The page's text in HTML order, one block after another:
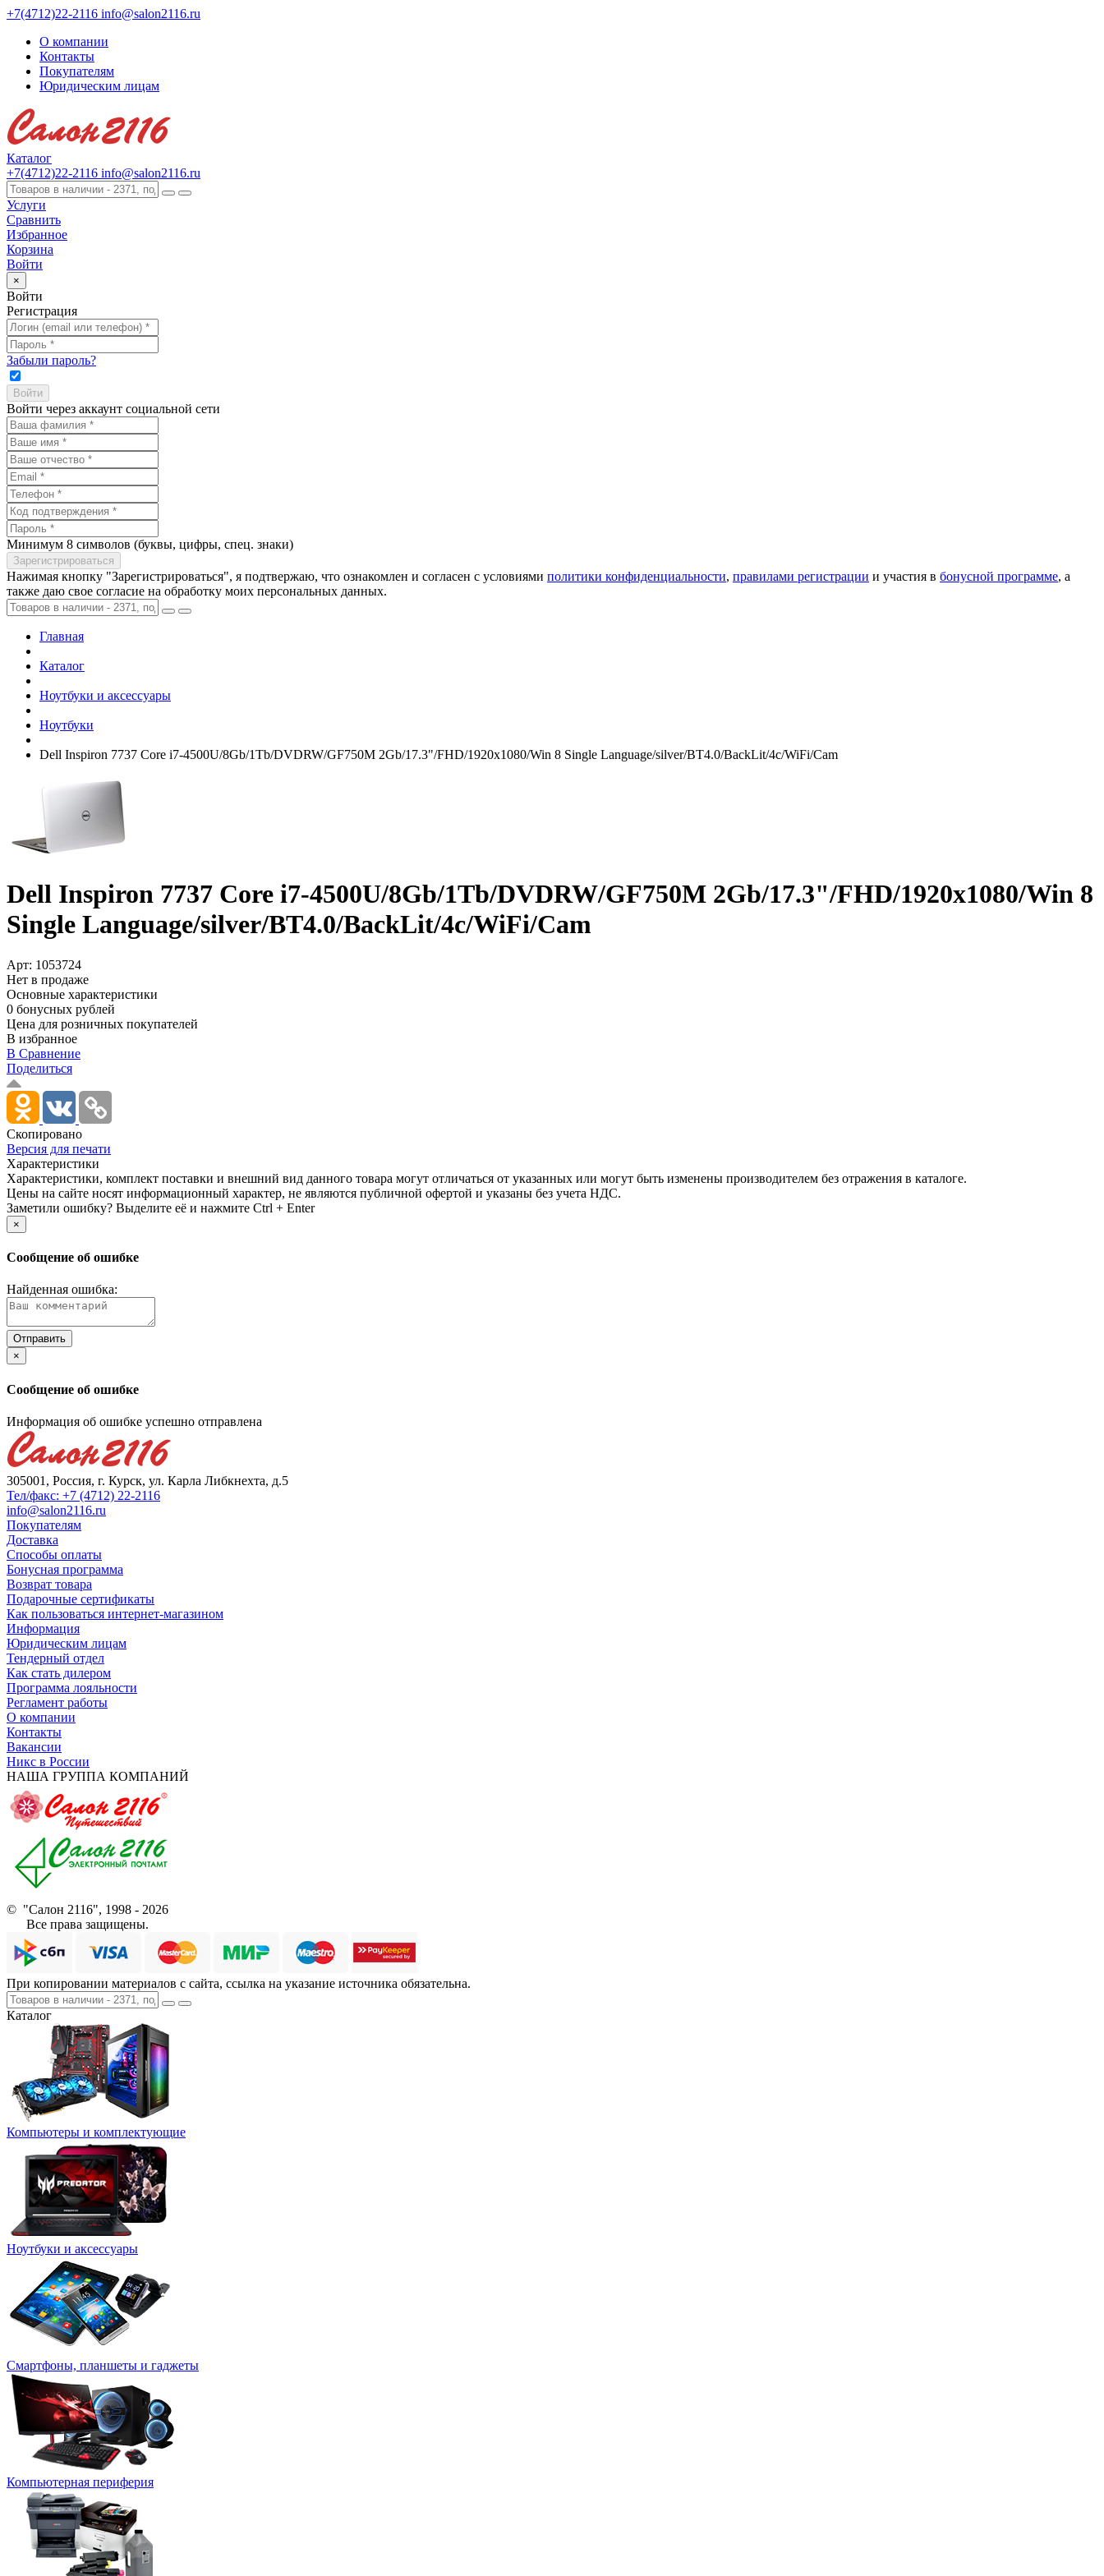
+7(4712)22-2116 info@salon2116.ru
О компании
Контакты
Покупателям
Юридическим лицам
Каталог
+7(4712)22-2116 info@salon2116.ru
Услуги
Сравнить
Избранное
Корзина
Войти
×
Войти
Регистрация
Забыли пароль?
Войти через аккаунт социальной сети
Минимум 8 символов (буквы, цифры, спец. знаки)
Нажимая кнопку "Зарегистрироваться", я подтвержаю, что ознакомлен и согласен с условиями политики конфиденциальности, правилами регистрации и участия в бонусной программе, а
также даю свое согласие на обработку моих персональных данных.
Главная
Каталог
Ноутбуки и аксессуары
Ноутбуки
Dell Inspiron 7737 Core i7-4500U/­8Gb/­1Tb/­DVDRW/­GF750M 2Gb/­17.3"/­FHD/­1920x1080/­Win 8 Single Language/­silver/­BT4.0/­BackLit/­4c/­WiFi/­Cam
Dell Inspiron 7737 Core i7-4500U/­8Gb/­1Tb/­DVDRW/­GF750M 2Gb/­17.3"/­FHD/­1920x1080/­Win 8
Single Language/­silver/­BT4.0/­BackLit/­4c/­WiFi/­Cam
Арт: 1053724
Нет в продаже
Основные характеристики
0 бонусных рублей
Цена для розничных покупателей
В избранное
В Сравнение
Поделиться
Скопировано
Версия для печати
Характеристики
Xарактеристики, комплект поставки и внешний вид данного товара могут отличаться от указанных или могут быть изменены производителем без отражения в каталоге.
Цены на сайте носят информационный характер, не являются публичной офертой и указаны без учета НДС.
Заметили ошибку? Выделите её и нажмите Ctrl + Enter
×
Сообщение об ошибке
Найденная ошибка:
×
Сообщение об ошибке
Информация об ошибке успешно отправлена
305001, Россия, г. Курск, ул. Карла Либкнехта, д.5
Тел/факс: +7 (4712) 22-2116
info@salon2116.ru
Покупателям
Доставка
Способы оплаты
Бонусная программа
Возврат товара
Подарочные сертификаты
Как пользоваться интернет-магазином
Информация
Юридическим лицам
Тендерный отдел
Как стать дилером
Программа лояльности
Регламент работы
О компании
Контакты
Вакансии
Никс в России
НАША ГРУППА КОМПАНИЙ
© "Салон 2116", 1998 - 2026
Все права защищены.
При копировании материалов с сайта, ссылка на указание источника обязательна.
Каталог
Компьютеры и комплектующие
Ноутбуки и аксессуары
Смартфоны, планшеты и гаджеты
Компьютерная периферия